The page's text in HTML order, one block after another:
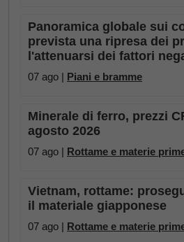
Panoramica globale sui
prevista una ripresa dei
l'attenuarsi dei fattori
07 ago | Piani e bramme
Minerale di ferro, prezzi
agosto 2026
07 ago | Rottame e materie
Vietnam, rottame:
il materiale giapponese
07 ago | Rottame e materie